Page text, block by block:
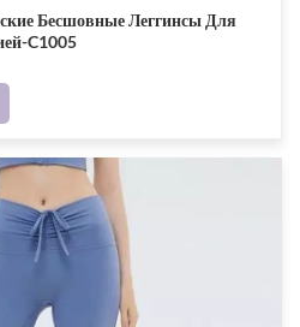
Бесшовные Леггинсы Для
C1005